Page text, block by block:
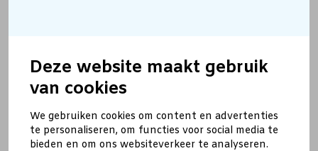
Deze website maakt gebruik
van cookies
We gebruiken cookies om content en advertenties
te personaliseren, om functies voor social media te
bieden en om ons websiteverkeer te analyseren.